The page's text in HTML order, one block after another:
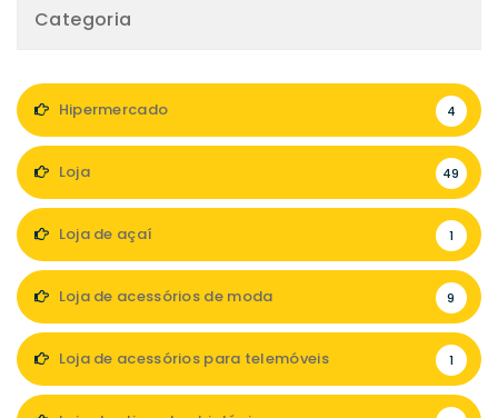
Categoria
Hipermercado 4
Loja 49
Loja de açaí 1
Loja de acessórios de moda 9
Loja de acessórios para telemóveis 1